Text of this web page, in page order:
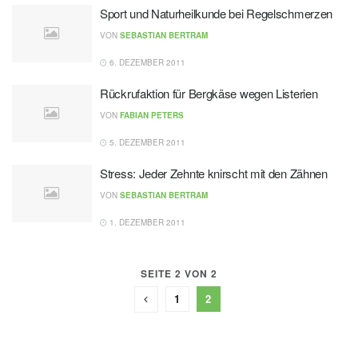
Sport und Naturheilkunde bei Regelschmerzen
VON SEBASTIAN BERTRAM
6. DEZEMBER 2011
Rückrufaktion für Bergkäse wegen Listerien
VON FABIAN PETERS
5. DEZEMBER 2011
Stress: Jeder Zehnte knirscht mit den Zähnen
VON SEBASTIAN BERTRAM
1. DEZEMBER 2011
SEITE 2 VON 2
1 2